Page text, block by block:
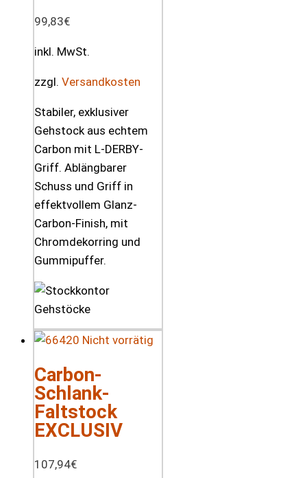
99,83€
inkl. MwSt.
zzgl. Versandkosten
Stabiler, exklusiver
Gehstock aus echtem
Carbon mit L-DERBY-
Griff. Ablängbarer
Schuss und Griff in
effektvollem Glanz-
Carbon-Finish, mit
Chromdekorring und
Gummipuffer.
Nicht vorrätig
Carbon-
Schlank-
Faltstock
EXCLUSIV
107,94€